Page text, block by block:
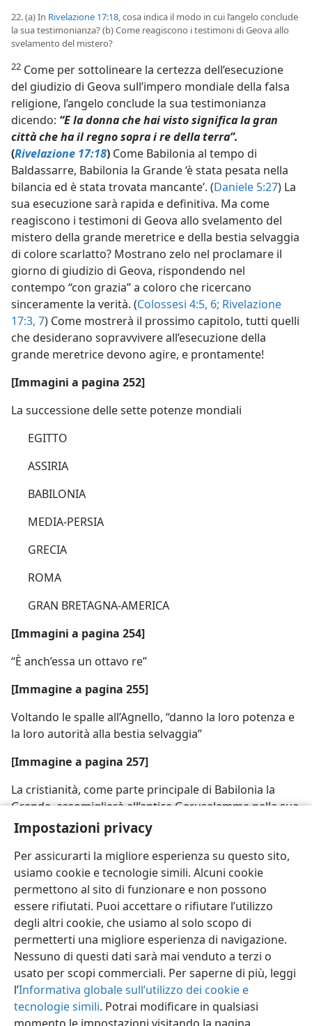
Impostazioni privacy
Per assicurarti la migliore esperienza su questo sito,
usiamo cookie e tecnologie simili. Alcuni cookie
permettono al sito di funzionare e non possono
essere rifiutati. Puoi accettare o rifiutare l’utilizzo
degli altri cookie, che usiamo al solo scopo di
permetterti una migliore esperienza di navigazione.
Nessuno di questi dati sarà mai venduto a terzi o
usato per scopi commerciali. Per saperne di più, leggi
l’Informativa globale sull’utilizzo dei cookie e
tecnologie simili. Potrai modificare in qualsiasi
22. (a) In Rivelazione 17:18, cosa indica il modo in cui l’angelo conclude
la sua testimonianza? (b) Come reagiscono i testimoni di Geova allo
svelamento del mistero?
22 Come per sottolineare la certezza dell’esecuzione
del giudizio di Geova sull’impero mondiale della falsa
religione, l’angelo conclude la sua testimonianza
dicendo: “E la donna che hai visto significa la gran
città che ha il regno sopra i re della terra”.
(Rivelazione 17:18) Come Babilonia al tempo di
Baldassarre, Babilonia la Grande ‘è stata pesata nella
bilancia ed è stata trovata mancante’. (Daniele 5:27) La
sua esecuzione sarà rapida e definitiva. Ma come
reagiscono i testimoni di Geova allo svelamento del
mistero della grande meretrice e della bestia selvaggia
di colore scarlatto? Mostrano zelo nel proclamare il
giorno di giudizio di Geova, rispondendo nel
contempo “con grazia” a coloro che ricercano
sinceramente la verità. (Colossesi 4:5, 6; Rivelazione
17:3, 7) Come mostrerà il prossimo capitolo, tutti quelli
che desiderano sopravvivere all’esecuzione della
grande meretrice devono agire, e prontamente!
[Immagini a pagina 252]
La successione delle sette potenze mondiali
EGITTO
ASSIRIA
BABILONIA
MEDIA-PERSIA
GRECIA
ROMA
GRAN BRETAGNA-AMERICA
[Immagini a pagina 254]
“È anch’essa un ottavo re”
[Immagine a pagina 255]
Voltando le spalle all’Agnello, “danno la loro potenza e
la loro autorità alla bestia selvaggia”
[Immagine a pagina 257]
La cristianità, come parte principale di Babilonia la
Grande, assomiglierà all’antica Gerusalemme nella sua
completa rovina
Italiano Condividi Impostazioni
Copyright © 2026 Watch Tower Bible and Tract Society of Pennsylvania
Condizioni d’uso Informativa sulla privacy
Impostazioni privacy
JW.ORG
Accedi